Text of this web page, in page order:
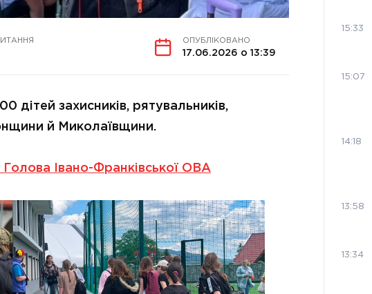
ОПУБЛІКОВАНО
17.06.2026 о 13:39
захисників, рятувальників,
й Миколаївщини.
Івано-Франківської ОВА
15:33
15:07
14:18
13:58
13:34